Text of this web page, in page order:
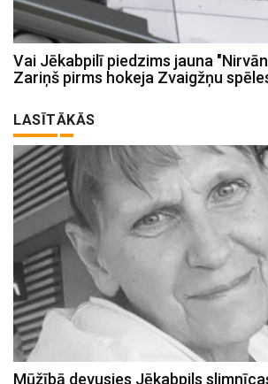
Vai Jēkabpilī piedzims jauna
Zariņš pirms hokeja Zvaigžņu
LASĪTĀKĀS
Mūžībā devusies Jēkabpils